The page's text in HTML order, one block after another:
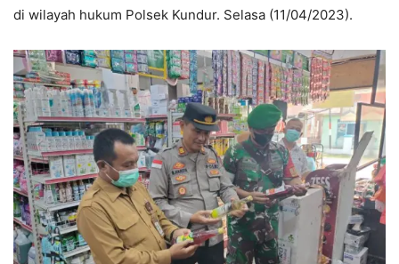
di wilayah hukum Polsek Kundur. Selasa (11/04/2023).